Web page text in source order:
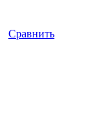
Сравнить